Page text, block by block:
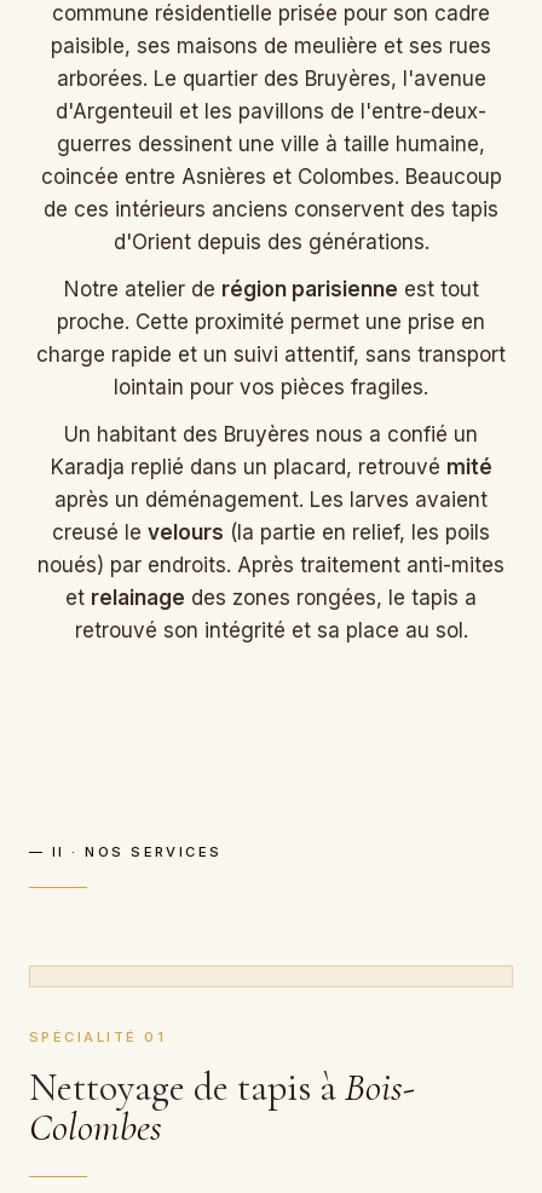
commune résidentielle prisée pour son cadre
paisible, ses maisons de meulière et ses rues
arborées. Le quartier des Bruyères, l'avenue
d'Argenteuil et les pavillons de l'entre-deux-
guerres dessinent une ville à taille humaine,
coincée entre Asnières et Colombes. Beaucoup
de ces intérieurs anciens conservent des tapis
d'Orient depuis des générations.
Notre atelier de région parisienne est tout
proche. Cette proximité permet une prise en
charge rapide et un suivi attentif, sans transport
lointain pour vos pièces fragiles.
Un habitant des Bruyères nous a confié un
Karadja replié dans un placard, retrouvé mité
après un déménagement. Les larves avaient
creusé le velours (la partie en relief, les poils
noués) par endroits. Après traitement anti-mites
et relainage des zones rongées, le tapis a
retrouvé son intégrité et sa place au sol.
— II · NOS SERVICES
SPÉCIALITÉ 01
Nettoyage de tapis àBois-
Colombes